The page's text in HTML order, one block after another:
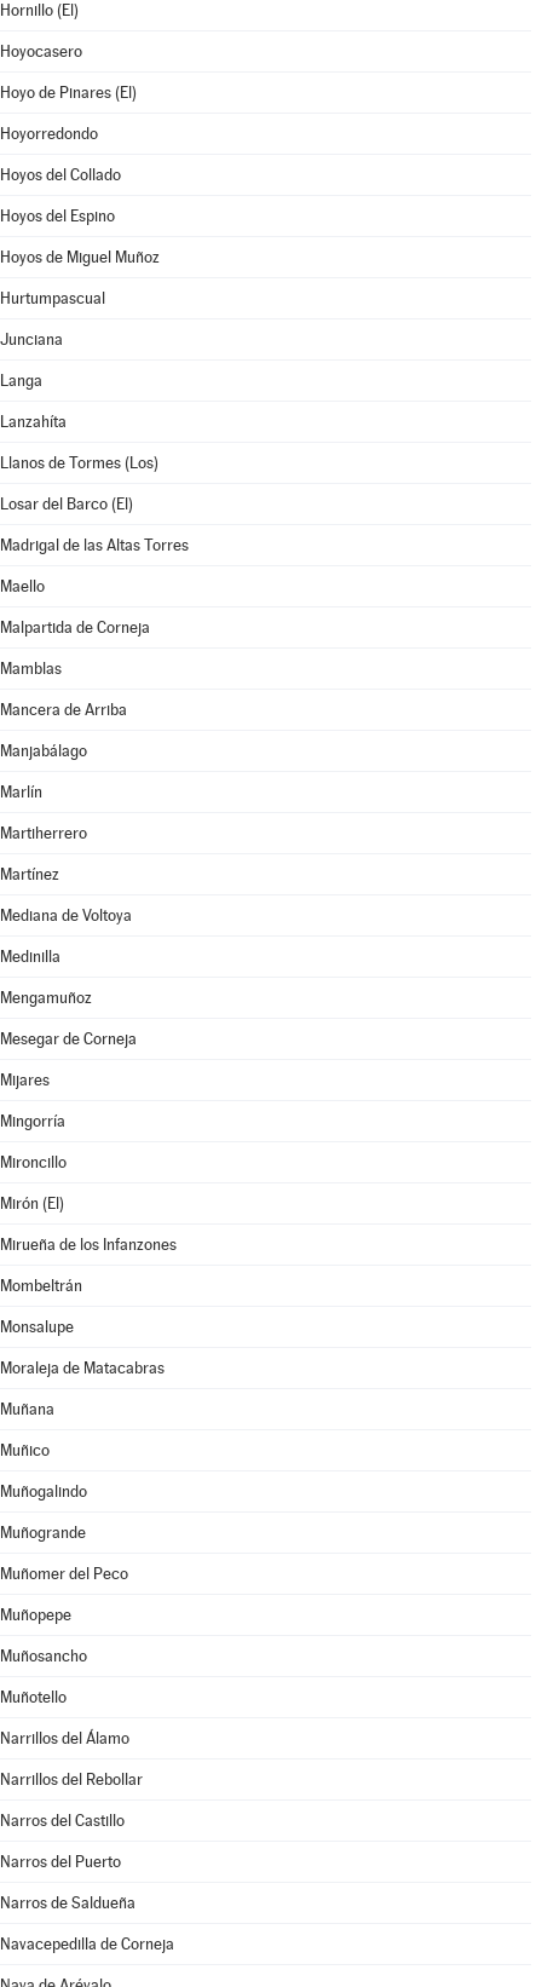
Hornillo (El)
Hoyocasero
Hoyo de Pinares (El)
Hoyorredondo
Hoyos del Collado
Hoyos del Espino
Hoyos de Miguel Muñoz
Hurtumpascual
Junciana
Langa
Lanzahíta
Llanos de Tormes (Los)
Losar del Barco (El)
Madrigal de las Altas Torres
Maello
Malpartida de Corneja
Mamblas
Mancera de Arriba
Manjabálago
Marlín
Martiherrero
Martínez
Mediana de Voltoya
Medinilla
Mengamuñoz
Mesegar de Corneja
Mijares
Mingorría
Mironcillo
Mirón (El)
Mirueña de los Infanzones
Mombeltrán
Monsalupe
Moraleja de Matacabras
Muñana
Muñico
Muñogalindo
Muñogrande
Muñomer del Peco
Muñopepe
Muñosancho
Muñotello
Narrillos del Álamo
Narrillos del Rebollar
Narros del Castillo
Narros del Puerto
Narros de Saldueña
Navacepedilla de Corneja